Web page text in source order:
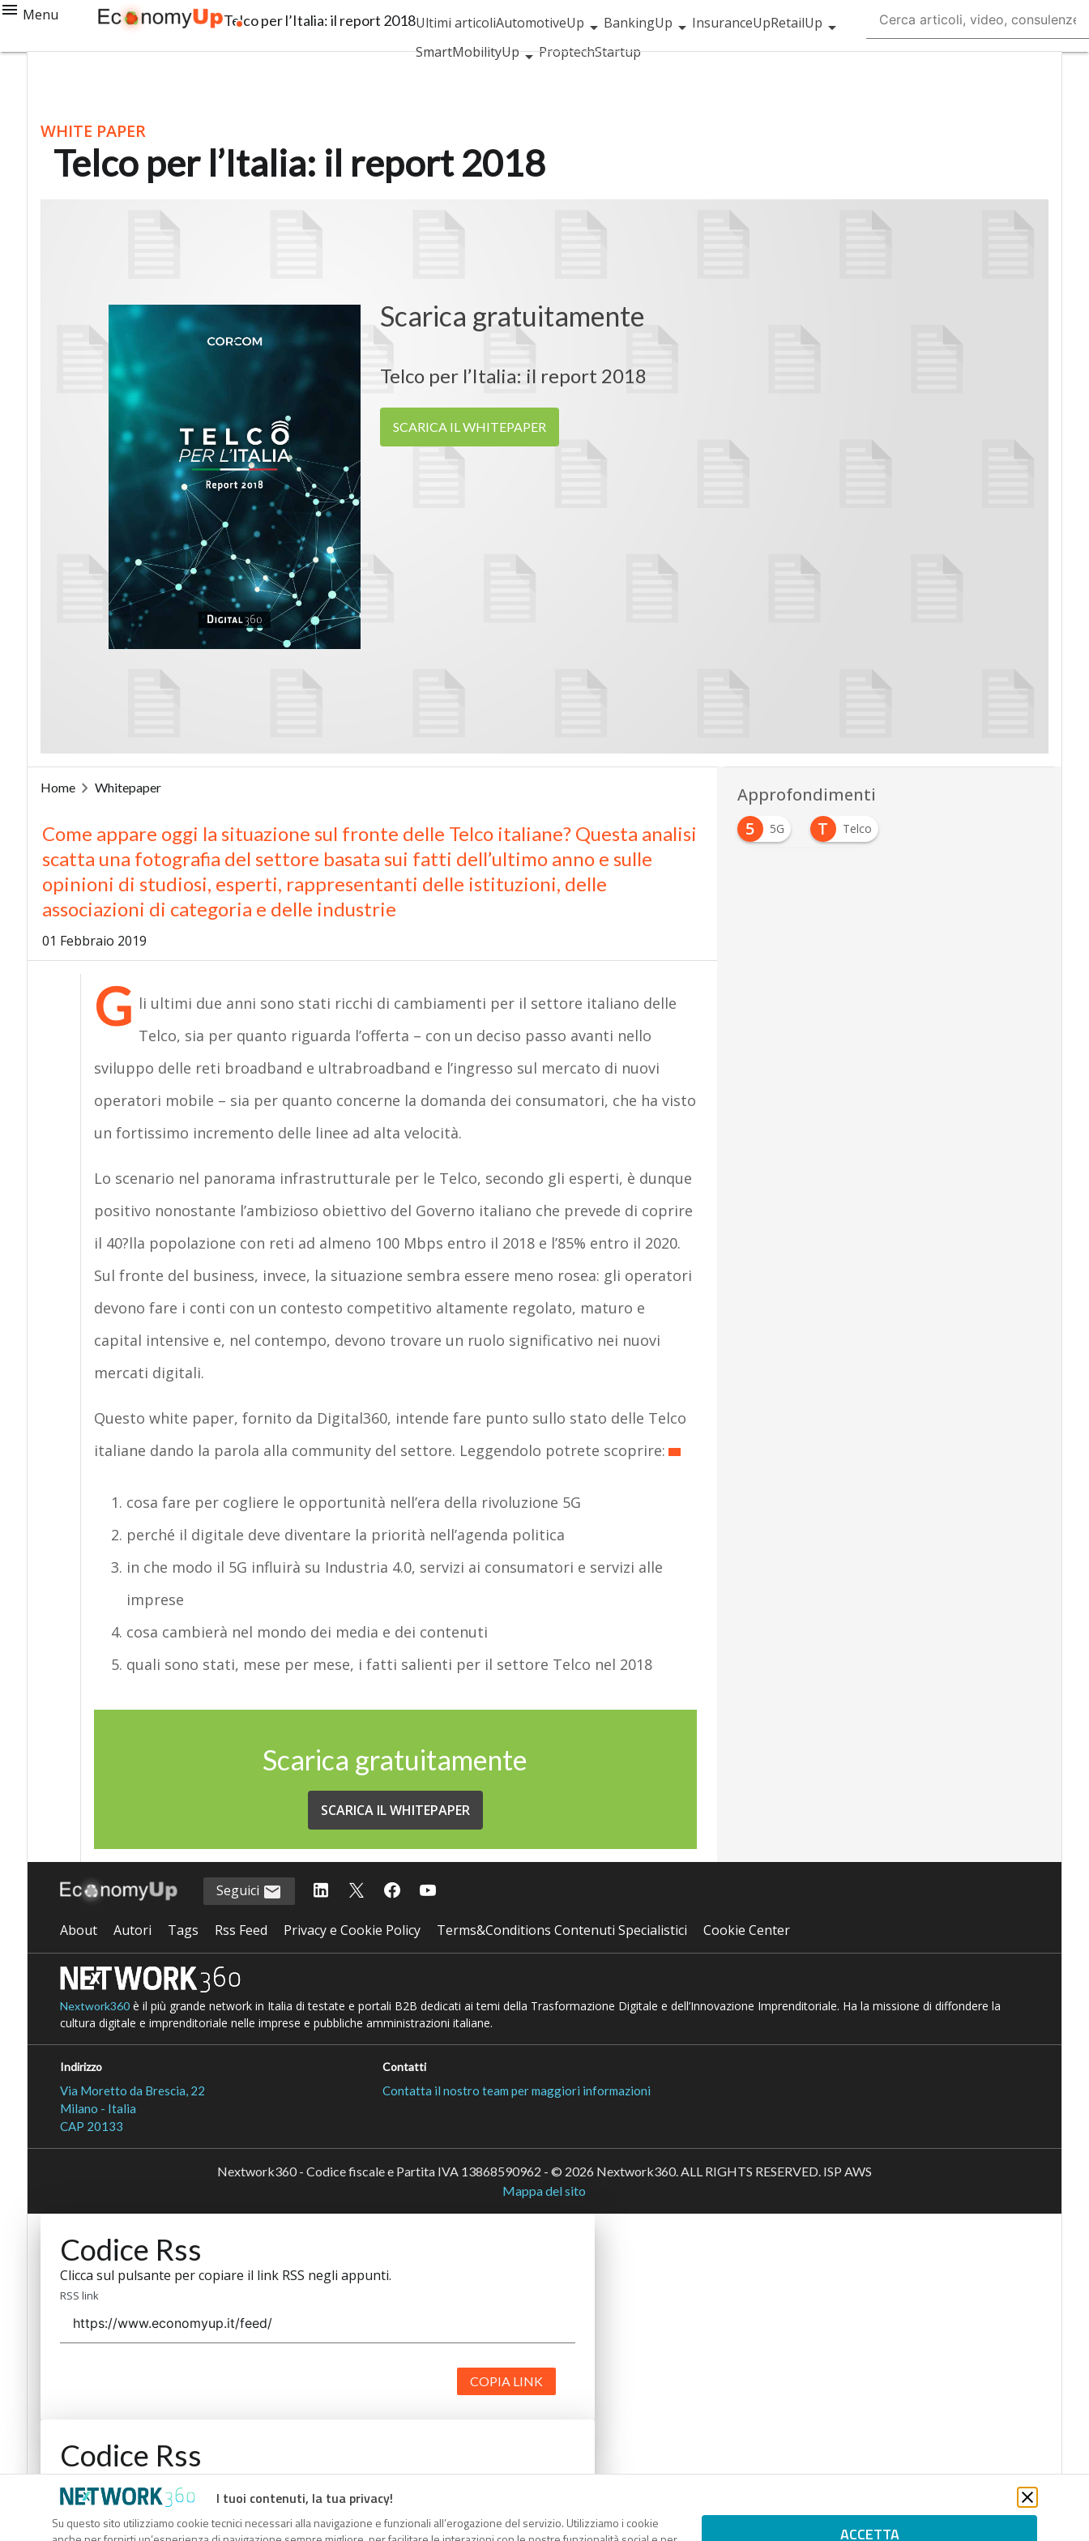
Menu Telco per l’Italia: il report 2018Ultimi articoliAutomotiveUp BankingUp InsuranceUpRetailUp
SmartMobilityUp
ProptechStartup
WHITE PAPER
Telco per l’Italia: il report 2018
Scarica gratuitamente
Telco per l’Italia: il report 2018
SCARICA IL WHITEPAPER
Home Whitepaper
Come appare oggi la situazione sul fronte delle Telco italiane? Questa analisi
scatta una fotografia del settore basata sui fatti dell’ultimo anno e sulle
opinioni di studiosi, esperti, rappresentanti delle istituzioni, delle
associazioni di categoria e delle industrie
01 Febbraio 2019
G li ultimi due anni sono stati ricchi di cambiamenti per il settore italiano delle
Telco, sia per quanto riguarda l’offerta – con un deciso passo avanti nello
sviluppo delle reti broadband e ultrabroadband e l’ingresso sul mercato di nuovi
operatori mobile – sia per quanto concerne la domanda dei consumatori, che ha visto
un fortissimo incremento delle linee ad alta velocità.
Lo scenario nel panorama infrastrutturale per le Telco, secondo gli esperti, è dunque
positivo nonostante l’ambizioso obiettivo del Governo italiano che prevede di coprire
il 40?lla popolazione con reti ad almeno 100 Mbps entro il 2018 e l’85% entro il 2020.
Sul fronte del business, invece, la situazione sembra essere meno rosea: gli operatori
devono fare i conti con un contesto competitivo altamente regolato, maturo e
capital intensive e, nel contempo, devono trovare un ruolo significativo nei nuovi
mercati digitali.
Questo white paper, fornito da Digital360, intende fare punto sullo stato delle Telco
italiane dando la parola alla community del settore. Leggendolo potrete scoprire:
cosa fare per cogliere le opportunità nell’era della rivoluzione 5G
perché il digitale deve diventare la priorità nell’agenda politica
in che modo il 5G influirà su Industria 4.0, servizi ai consumatori e servizi alle
imprese
cosa cambierà nel mondo dei media e dei contenuti
quali sono stati, mese per mese, i fatti salienti per il settore Telco nel 2018
Scarica gratuitamente
SCARICA IL WHITEPAPER
Approfondimenti
5
5G T Telco
I tuoi contenuti, la tua privacy!
Su questo sito utilizziamo cookie tecnici necessari alla navigazione e funzionali all’erogazione del servizio. Utilizziamo i cookie
ACCETTA
Seguici
About Autori Tags Rss Feed Privacy e Cookie Policy Terms&Conditions Contenuti Specialistici Cookie Center
Nextwork360è il più grande network in Italia di testate e portali B2B dedicati ai temi della Trasformazione Digitale e dell’Innovazione Imprenditoriale. Ha la missione di diffondere la
cultura digitale e imprenditoriale nelle imprese e pubbliche amministrazioni italiane.
Indirizzo
Via Moretto da Brescia, 22
Milano - Italia
CAP 20133
Contatti
Contatta il nostro team per maggiori informazioni
Nextwork360 - Codice fiscale e Partita IVA 13868590962 - © 2026 Nextwork360. ALL RIGHTS RESERVED. ISP AWS
Mappa del sito
Codice Rss
Clicca sul pulsante per copiare il link RSS negli appunti.
RSS link
COPIA LINK
Codice Rss
RSS link